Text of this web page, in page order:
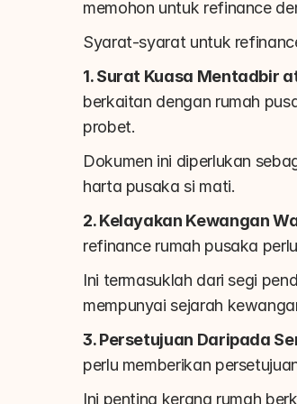
memohon untuk refinance
Syarat-syarat untuk
1. Surat Kuasa Mentadbir
berkaitan dengan rumah
probet.
Dokumen ini diperlukan
harta pusaka si mati.
2. Kelayakan Kewangan
refinance rumah pusaka
Ini termasuklah dari segi
mempunyai sejarah
3. Persetujuan Daripada
perlu memberikan
Ini penting kerana rumah